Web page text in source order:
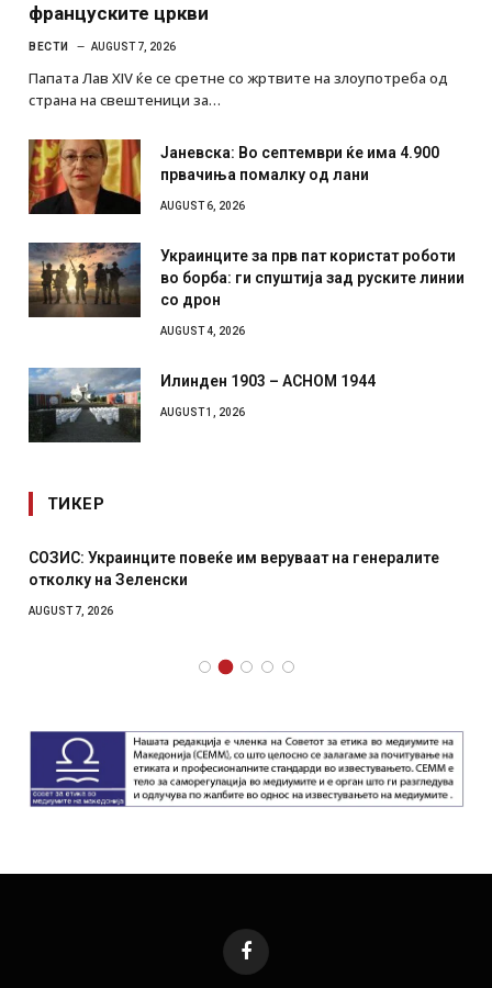
француските цркви
ВЕСТИ AUGUST 7, 2026
Папата Лав XIV ќе се сретне со жртвите на злоупотреба од
страна на свештеници за…
Јаневска: Во септември ќе има 4.900
првачиња помалку од лани
AUGUST 6, 2026
Украинците за прв пат користат роботи
во борба: ги спуштија зад руските линии
со дрон
AUGUST 4, 2026
Илинден 1903 – АСНОМ 1944
AUGUST 1, 2026
ТИКЕР
СОЗИС: Украинците повеќе им веруваат на генералите
отколку на Зеленски
AUGUST 7, 2026
Facebook